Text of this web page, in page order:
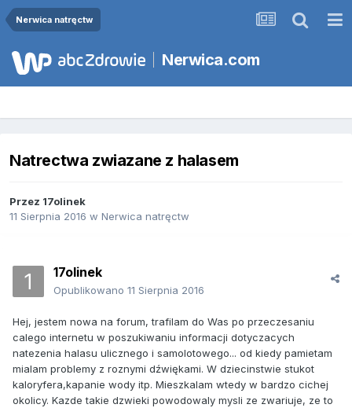
Nerwica natręctw
Nerwica.com
Natrectwa zwiazane z halasem
Przez 17olinek
11 Sierpnia 2016 w Nerwica natręctw
17olinek
Opublikowano 11 Sierpnia 2016
Hej, jestem nowa na forum, trafilam do Was po przeczesaniu
calego internetu w poszukiwaniu informacji dotyczacych
natezenia halasu ulicznego i samolotowego... od kiedy pamietam
mialam problemy z roznymi dźwiękami. W dziecinstwie stukot
kaloryfera,kapanie wody itp. Mieszkalam wtedy w bardzo cichej
okolicy. Kazde takie dzwieki powodowaly mysli ze zwariuje, ze to